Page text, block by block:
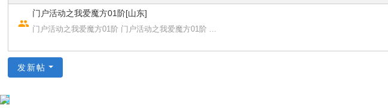
门户活动之我爱魔方01阶[山东]
门户活动之我爱魔方01阶 门户活动之我爱魔方01阶 ...
发新帖